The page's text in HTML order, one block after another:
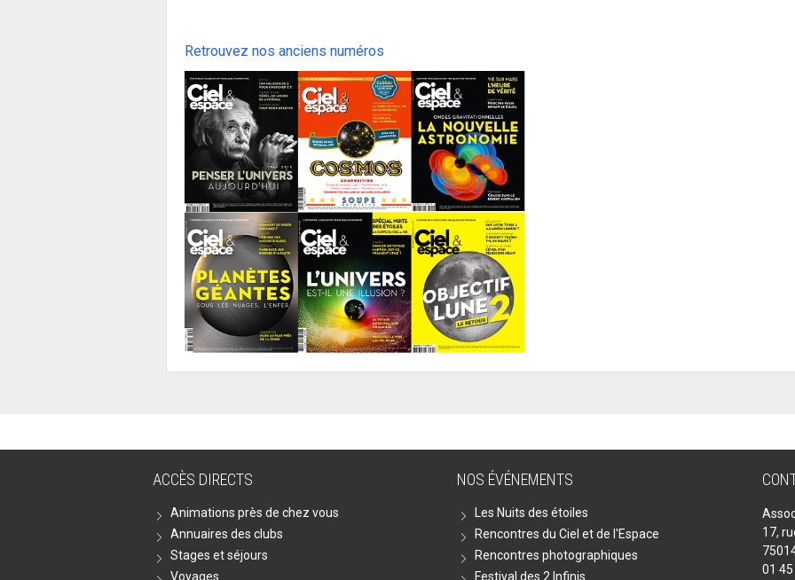
Retrouvez nos anciens numéros
ACCÈS DIRECTS
Animations près de chez vous
Annuaires des clubs
Stages et séjours
Voyages
NOS ÉVÉNEMENTS
Les Nuits des étoiles
Rencontres du Ciel et de l'Espace
Rencontres photographiques
Festival des 2 Infinis
17,
01